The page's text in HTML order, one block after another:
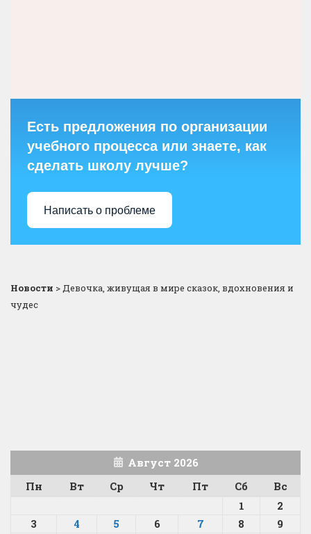
Есть предложения по организации
учебного процесса или знаете, как
сделать школу лучше?
Написать о проблеме
Новости >Девочка, живущая в мире сказок, вдохновения и
чудес
Август 2026
Пн
Вт Ср Чт Пт Сб
Вс
1
2
3
4 5 6 7 8
9